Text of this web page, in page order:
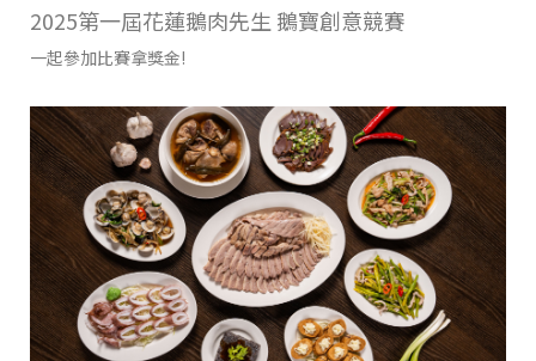
2025第一屆花蓮鵝肉先生 鵝寶創意競賽
一起參加比賽拿獎金!